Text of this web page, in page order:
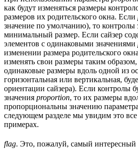
как будут изменяться размеры
размеров их родительского окна. Если
значение по умолчанию), то контролы
минимальный размер. Если сайзер
элементов с одинаковыми значениями
изменении размера родительского
изменять свои размеры таким
одинаковые размеры вдоль одной из
горизонтальная или вертикальная,
ориентации сайзера). Если контролы
значения proportion, то их размеры
пропорциональны значению параметра
следующем разделе мы увидим это все
примерах.
flag. Это, пожалуй, самый